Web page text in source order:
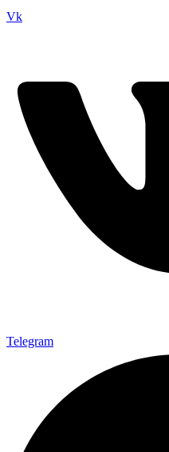
Vk
Telegram